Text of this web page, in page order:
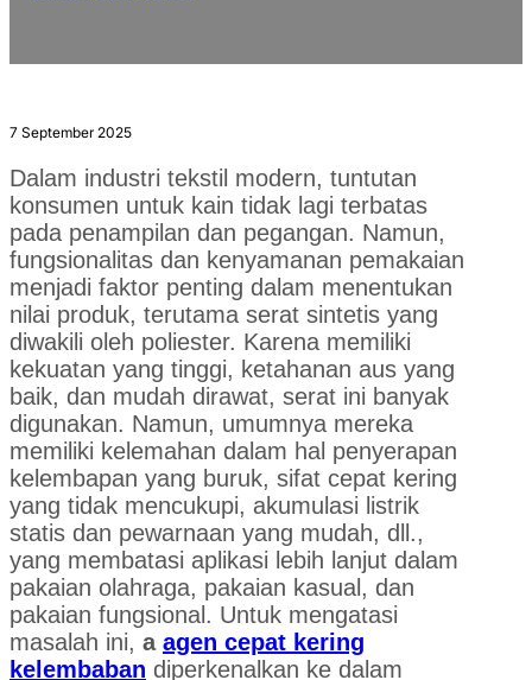
7 September 2025
Dalam industri tekstil modern, tuntutan
konsumen untuk kain tidak lagi terbatas
pada penampilan dan pegangan. Namun,
fungsionalitas dan kenyamanan pemakaian
menjadi faktor penting dalam menentukan
nilai produk, terutama serat sintetis yang
diwakili oleh poliester. Karena memiliki
kekuatan yang tinggi, ketahanan aus yang
baik, dan mudah dirawat, serat ini banyak
digunakan. Namun, umumnya mereka
memiliki kelemahan dalam hal penyerapan
kelembapan yang buruk, sifat cepat kering
yang tidak mencukupi, akumulasi listrik
statis dan pewarnaan yang mudah, dll.,
yang membatasi aplikasi lebih lanjut dalam
pakaian olahraga, pakaian kasual, dan
pakaian fungsional. Untuk mengatasi
masalah ini, a agen cepat kering
kelembaban diperkenalkan ke dalam